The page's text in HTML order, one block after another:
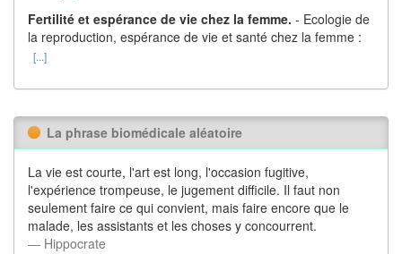
Fertilité et espérance de vie chez la femme. - Ecologie de
la reproduction, espérance de vie et santé chez la femme :
[...]
La phrase biomédicale aléatoire
La vie est courte, l'art est long, l'occasion fugitive,
l'expérience trompeuse, le jugement difficile. Il faut non
seulement faire ce qui convient, mais faire encore que le
malade, les assistants et les choses y concourrent.
― Hippocrate